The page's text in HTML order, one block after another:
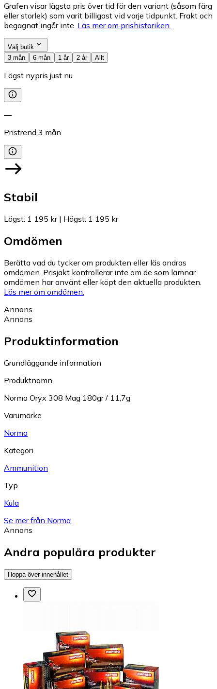
Grafen visar lägsta pris över tid för den variant (såsom färg
eller storlek) som varit billigast vid varje tidpunkt. Frakt och
begagnat ingår inte. Läs mer om prishistoriken.
Välj butik
3 mån
6 mån 1 år 2 år Allt
Lägst nypris just nu
—
Pristrend 3 mån
Stabil
Lägst: 1 195 kr| Högst: 1 195 kr
Omdömen
Berätta vad du tycker om produkten eller läs andras
omdömen. Prisjakt kontrollerar inte om de som lämnar
omdömen har använt eller köpt den aktuella produkten.
Läs mer om omdömen.
Annons
Annons
Produktinformation
Grundläggande information
Produktnamn
Norma Oryx 308 Mag 180gr / 11,7g
Varumärke
Norma
Kategori
Ammunition
Typ
Kula
Se mer från Norma
Annons
Andra populära produkter
Hoppa över innehållet